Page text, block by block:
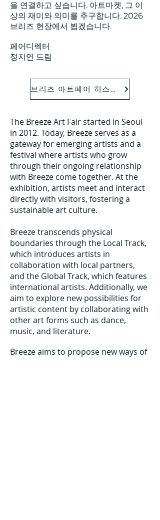
을 연결하고 싶습니다. 아트마켓, 그 이
상의 재미와 의미를 추구합니다. 2026
브리즈 현장에서 뵙겠습니다. ​​​​
페어디렉터
정지연 드림
브리즈 아트페어 히스토리 (history)
The Breeze Art Fair started in Seoul
in 2012. Today, Breeze serves as a
gateway for emerging artists and a
festival where artists who grow
through their ongoing relationship
with Breeze come together. At the
exhibition, artists meet and interact
directly with visitors, fostering a
sustainable art culture.
Breeze transcends physical
boundaries through the Local Track,
which introduces artists in
collaboration with local partners,
and the Global Track, which features
international artists. Additionally, we
aim to explore new possibilities for
artistic content by collaborating with
other art forms such as dance,
music, and literature.
Breeze aims to propose new ways of